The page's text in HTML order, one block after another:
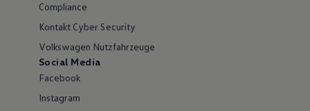
Compliance
Kontakt Cyber Security
Volkswagen Nutzfahrzeuge
Social Media
Facebook
Instagram